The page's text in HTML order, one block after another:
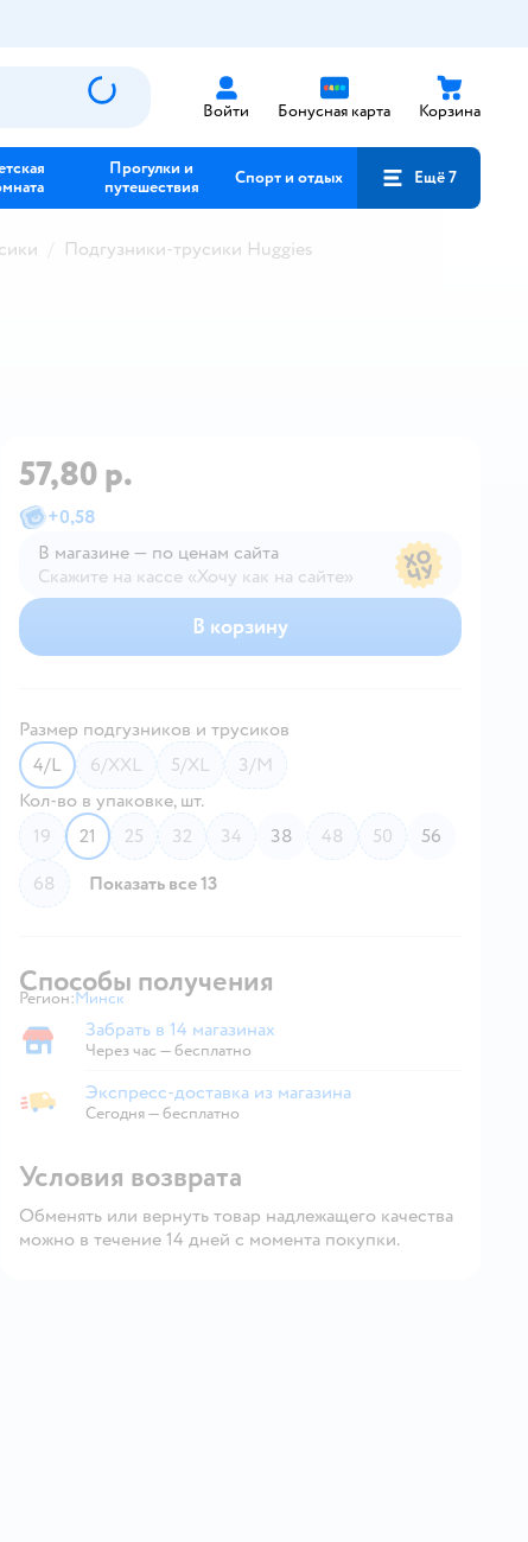
Войти Бонусная карта Корзина
Прогулки и
путешествия
Спорт и отдых Ещё 7
Подгузники-трусики Huggies
57,80 р.
+0,58
В магазине — по ценам сайта
Скажите на кассе «Хочу как на сайте»
В магазине — по ценам сайта
В корзину
Размер подгузников и трусиков
4/L
6/XXL 5/XL
3/M
Кол-во в упаковке, шт.
19
21 25 32 34 38 48 50
56
68
Показать все 13
Способы получения
Регион: Выбор адреса доставки.
Минск
Забрать в магазине
Забрать в 14 магазинах
Через час — бесплатно
Экспресс-доставка из магазина
Экспресс-доставка из магазина
Сегодня—бесплатно
Условия возврата
Обменять или вернуть товар надлежащего качества
можно в течение 14 дней с момента покупки.